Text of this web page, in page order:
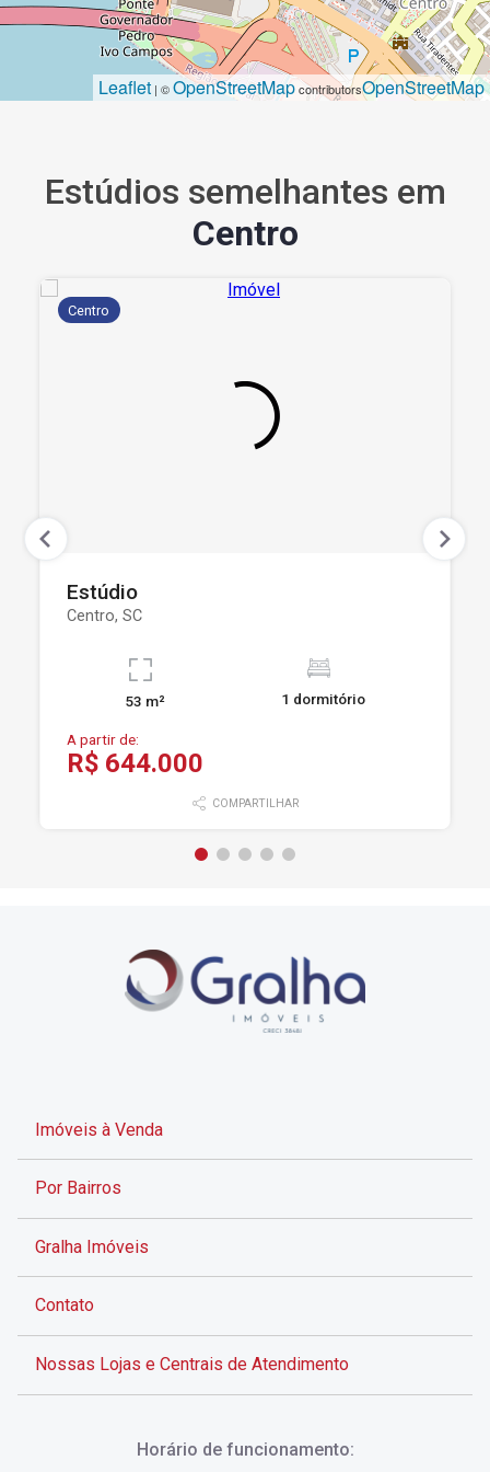
Leaflet | ©OpenStreetMapcontributorsOpenStreetMap
Estúdios semelhantes em
Centro
Centro
Estúdio
Centro, SC
53 m² 1 dormitório
A partir de:
R$ 644.000
COMPARTILHAR
Imóveis à Venda
Por Bairros
Gralha Imóveis
Contato
Nossas Lojas e Centrais de Atendimento
Horário de funcionamento: